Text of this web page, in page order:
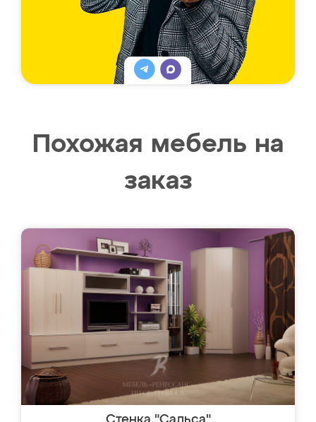
Похожая мебель на
заказ